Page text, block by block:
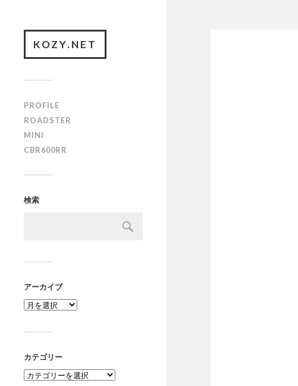
KOZY.NET
PROFILE
ROADSTER
MINI
CBR600RR
検索
アーカイブ
カテゴリー